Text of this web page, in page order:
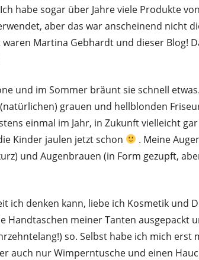
habe sogar über Jahre viele Produkte
aber das war anscheinend nicht
Martina Gebhardt und dieser Blog!
und im Sommer bräunt sie schnell etwas.
grauen und hellblonden
einmal im Jahr, in Zukunft vielleicht
Kinder jaulen jetzt schon
. Meine
und Augenbrauen (in Form gezupft,
ich denken kann, liebe ich Kosmetik und
Handtaschen meiner Tanten ausgepackt
so. Selbst habe ich mich erst
auch nur Wimperntusche und einen